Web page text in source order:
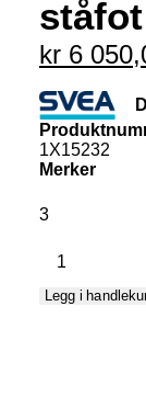
ståfot
kr 6
1X15232
Merker
3
Flaske
15L
Legg i